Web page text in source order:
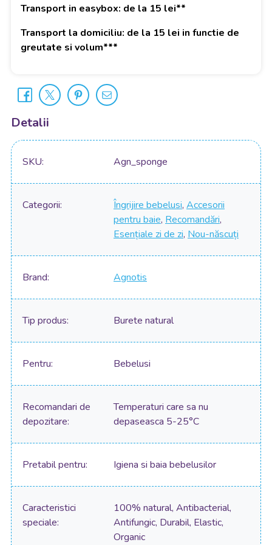
Transport in easybox: de la 15 lei**
Transport la domiciliu: de la 15 lei in functie de
greutate si volum***
Detalii
SKU Agn_sponge
Categorii Îngrijire bebelusi, Accesorii
pentru baie, Recomandări,
Esențiale zi de zi, Nou-născuți
Brand Agnotis
Tip produs Burete natural
Pentru Bebelusi
Recomandari de
depozitare
Temperaturi care sa nu
depaseasca 5-25°C
Pretabil pentru Igiena si baia bebelusilor
Caracteristici
speciale
100% natural, Antibacterial,
Antifungic, Durabil, Elastic,
Organic